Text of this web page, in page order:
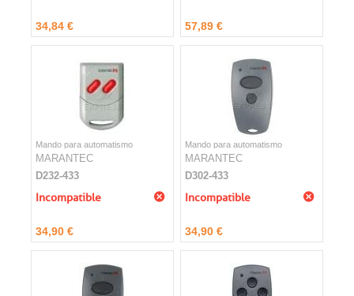
34,84 € 57,89 €
Mando para automatismo
MARANTEC
D232-433
Incompatible
34,90 €
Mando para automatismo
MARANTEC
D302-433
Incompatible
34,90 €